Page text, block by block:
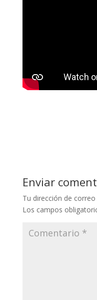
Enviar
Tu dirección de
Los campos